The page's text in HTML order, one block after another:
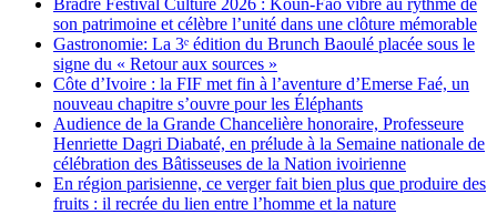
son patrimoine et célèbre l’unité dans une clôture mémorable
Gastronomie: La 3ᵉ édition du Brunch Baoulé placée sous le
signe du « Retour aux sources »
Côte d’Ivoire : la FIF met fin à l’aventure d’Emerse Faé, un
nouveau chapitre s’ouvre pour les Éléphants
Audience de la Grande Chancelière honoraire, Professeure
Henriette Dagri Diabaté, en prélude à la Semaine nationale de
célébration des Bâtisseuses de la Nation ivoirienne
En région parisienne, ce verger fait bien plus que produire des
fruits : il recrée du lien entre l’homme et la nature